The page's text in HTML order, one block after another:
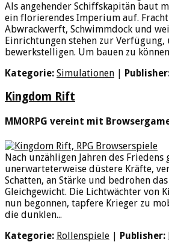
Als angehender Schiffskapitän baut
ein florierendes Imperium auf.
Abwrackwerft, Schwimmdock und
Einrichtungen stehen zur Verfügung,
bewerkstelligen. Um bauen zu
Kategorie: Simulationen
Kingdom Rift
MMORPG vereint mit
Nach unzähligen Jahren des Friedens
unerwarteterweise düstere Kräfte,
Schatten, an Stärke und bedrohen
Gleichgewicht. Die Lichtwächter von
nun begonnen, tapfere Krieger zu
die dunklen...
Kategorie: Rollenspiele | Publisher: